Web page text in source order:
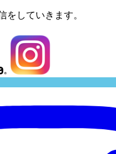
をしていきます。